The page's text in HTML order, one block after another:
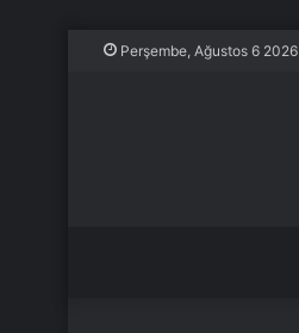
Perşembe, Ağustos 6 2026